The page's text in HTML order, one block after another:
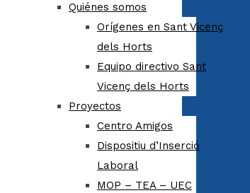
Quiénes somos
Orígenes en Sant Vicenç
dels Horts
Equipo directivo Sant
Vicenç dels Horts
Proyectos
Centro Amigos
Dispositiu d’Inserció
Laboral
MOP – TEA – UEC